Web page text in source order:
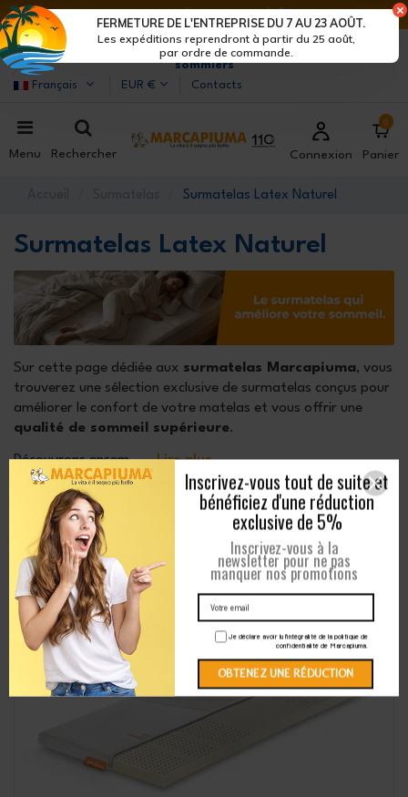
Marcapiuma| Fabricants de matelas, oreillers et
sommiers
Français
EUR € Contacts
Menu Rechercher Connexion
0
Panier
Surmatelas Latex Naturel
Surmatelas Latex Naturel
Sur cette page dédiée aux surmatelas Marcapiuma, vous
trouverez une sélection exclusive de surmatelas conçus pour
améliorer le confort de votre matelas et vous offrir une
qualité de sommeil supérieure.
Découvrons ensem... Lire plus
Filter Meilleures Ventes
Les expéditions reprendront à partir du 25 août,
par ordre de commande.
FERMETURE DE L'ENTREPRISE DU 7 AU 23 AOÛT.